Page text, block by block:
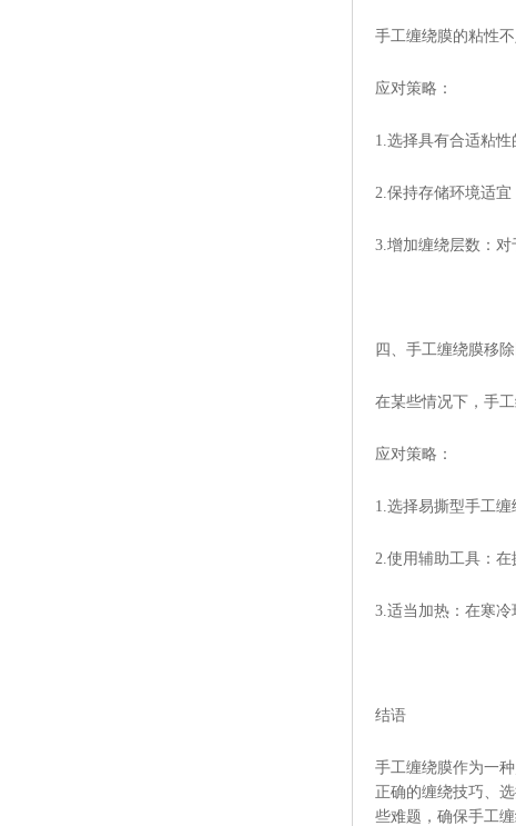
手工缠绕膜的粘性
应对策略：
1.选择具有合适粘
2.保持存储环境适
3.增加缠绕层数：对
四、手工缠绕膜移
在某些情况下，手
应对策略：
1.选择易撕型手工
2.使用辅助工具：
3.适当加热：在寒
结语
手工缠绕膜作为一
正确的缠绕技巧、
些难题，确保手工